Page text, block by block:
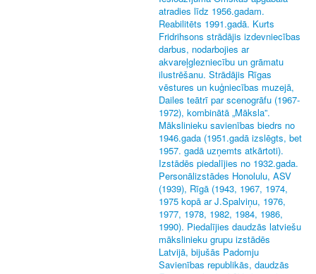
atradies līdz 1956.gadam.
Reabilitēts 1991.gadā. Kurts
Fridrihsons strādājis izdevniecības
darbus, nodarbojies ar
akvareļglezniecību un grāmatu
ilustrēšanu. Strādājis Rīgas
vēstures un kuģniecības muzejā,
Dailes teātrī par scenogrāfu (1967-
1972), kombinātā „Māksla”.
Mākslinieku savienības biedrs no
1946.gada (1951.gadā izslēgts, bet
1957. gadā uzņemts atkārtoti).
Izstādēs piedalījies no 1932.gada.
Personālizstādes Honolulu, ASV
(1939), Rīgā (1943, 1967, 1974,
1975 kopā ar J.Spalviņu, 1976,
1977, 1978, 1982, 1984, 1986,
1990). Piedalījies daudzās latviešu
mākslinieku grupu izstādēs
Latvijā, bijušās Padomju
Savienības republikās, daudzās